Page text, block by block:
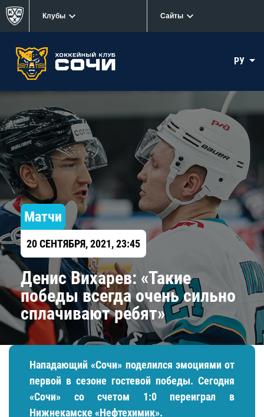
Клубы Сайты
РУ
Матчи
20 СЕНТЯБРЯ, 2021, 23:45
Денис Вихарев: «Такие
победы всегда очень сильно
сплачивают ребят»
Нападающий «Сочи» поделился эмоциями от
первой в сезоне гостевой победы. Сегодня
«Сочи» со счетом 1:0 переиграл в
Нижнекамске «Нефтехимик».